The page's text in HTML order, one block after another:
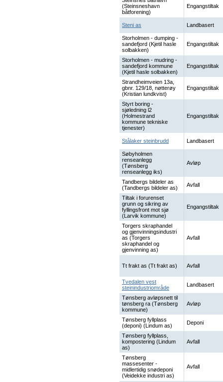
(Steinsneshavn
båtforening)
Engangstiltak
Steni as Landbasert
Storholmen - dumping -
sandefjord (Kjetil hasle
solbakken)
Engangstiltak
Storholmen - mudring -
sandefjord kommune
(Kjetil hasle solbakken)
Engangstiltak
Strandheimveien 13a,
gbnr. 129/18, nøtterøy
(Kristian lundkvist)
Engangstiltak
Styrt boring -
sjøledning l2
(Holmestrand
kommune tekniske
tjenester)
Engangstiltak
Stålaker steinbrudd Landbasert
Søbyholmen
renseanlegg
(Tønsberg
renseanlegg iks)
Avløp
Tandbergs bildeler as
(Tandbergs bildeler as)
Avfall
Tiltak i forurenset
grunn og sikring av
fyllingsfront mot sjø
(Larvik kommune)
Engangstiltak
Torgers skraphandel
og gjenvinningsindustri
as (Torgers
skraphandel og
gjenvinning as)
Avfall
Tt frakt as (Tt frakt as) Avfall
Tvedalen vest
steinindustriområde
Landbasert
Tønsberg avløpsnett til
tønsberg ra (Tønsberg
kommune)
Avløp
Tønsberg fyllplass
(deponi) (Lindum as)
Deponi
Tønsberg fyllplass,
kompostering (Lindum
as)
Avfall
Tønsberg
massesenter -
midlertidig snødeponi
(Veidekke industri as)
Avfall